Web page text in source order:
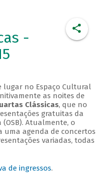
-
lugar no Espaço Cultural
as noites de
Clássicas, que no
gratuitas da
Atualmente, o
uma agenda de concertos
variadas, todas
de ingressos.